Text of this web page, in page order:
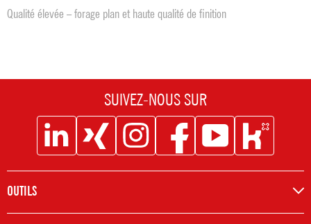
Qualité élevée – forage plan et haute qualité de finition
SUIVEZ-NOUS SUR
Social
Icon
Linkedin
Social
Icon
XING
Social
Icon
Instagram
Social
Icon
Facebook
Social
Icon
Youtube
Social
Icon
Kununu
OUTILS